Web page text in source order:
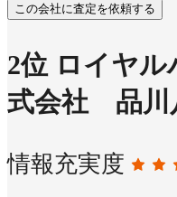
この会社に査定を依頼する
2位 ロイヤル
式会社 品川
情報充実度